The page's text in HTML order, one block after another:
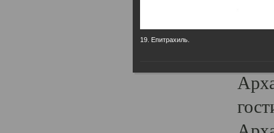
19. Епитрахиль.